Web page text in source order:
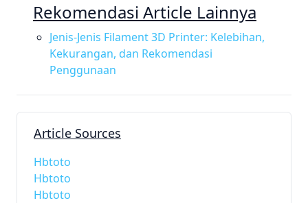
Rekomendasi Article Lainnya
Jenis-Jenis Filament 3D Printer: Kelebihan,
Kekurangan, dan Rekomendasi
Penggunaan
Article Sources
Hbtoto
Hbtoto
Hbtoto